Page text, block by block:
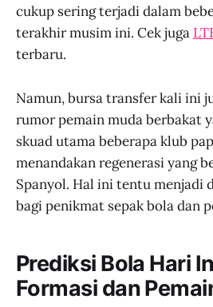
cukup sering terjadi dalam
terakhir musim ini. Cek juga
terbaru.
Namun, bursa transfer kali ini
rumor pemain muda berbakat
skuad utama beberapa klub
menandakan regenerasi yang
Spanyol. Hal ini tentu menjadi
bagi penikmat sepak bola dan
Prediksi Bola Hari
Formasi dan